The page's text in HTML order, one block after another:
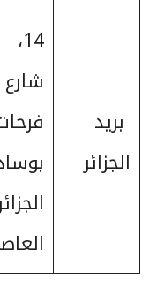
بريد
الجزائر
14،
شارع